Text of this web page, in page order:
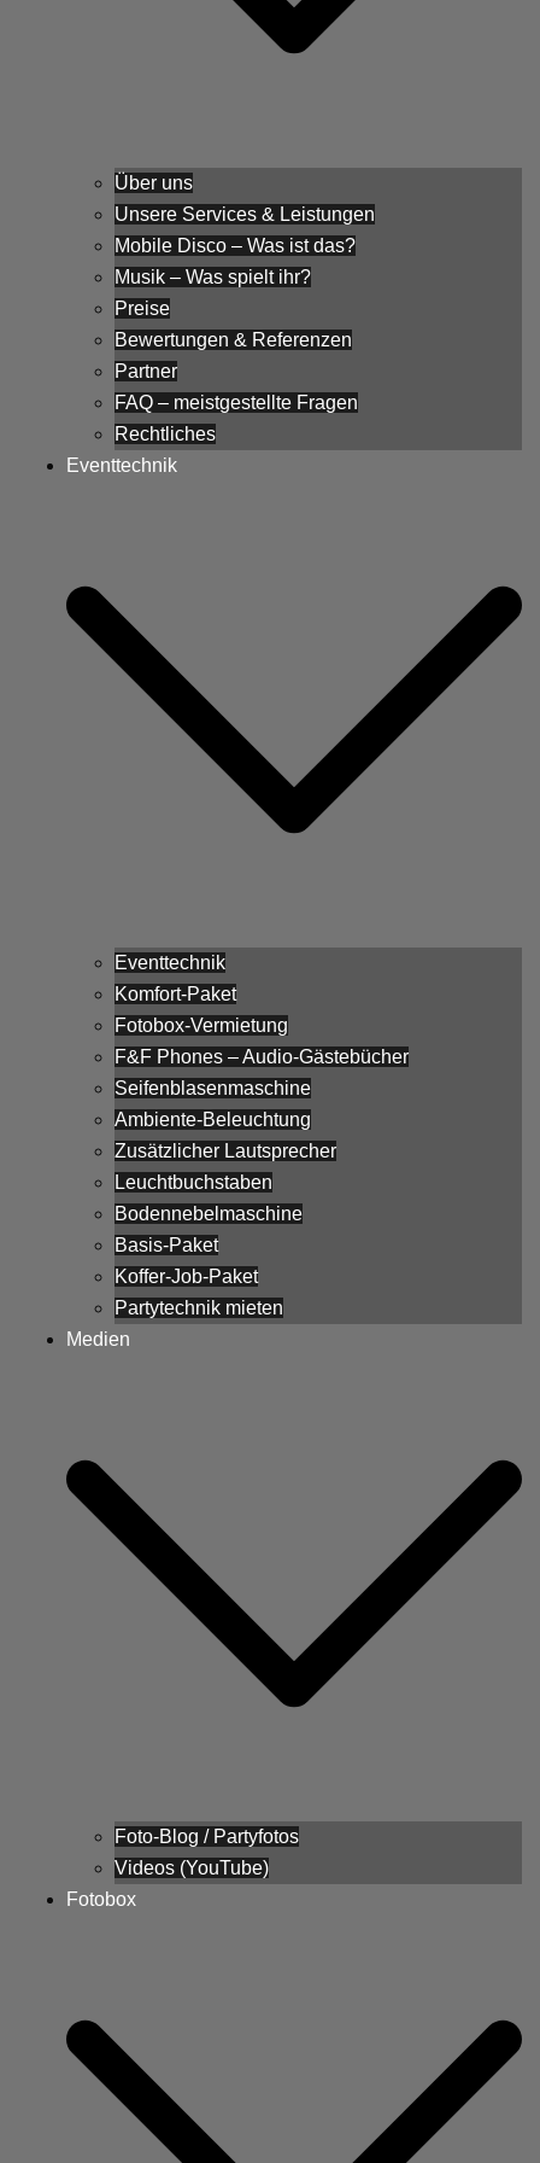
Über uns
Unsere Services & Leistungen
Mobile Disco – Was ist das?
Musik – Was spielt ihr?
Preise
Bewertungen & Referenzen
Partner
FAQ – meistgestellte Fragen
Rechtliches
Eventtechnik
Eventtechnik
Komfort-Paket
Fotobox-Vermietung
F&F Phones – Audio-Gästebücher
Seifenblasenmaschine
Ambiente-Beleuchtung
Zusätzlicher Lautsprecher
Leuchtbuchstaben
Bodennebelmaschine
Basis-Paket
Koffer-Job-Paket
Partytechnik mieten
Medien
Foto-Blog / Partyfotos
Videos (YouTube)
Fotobox